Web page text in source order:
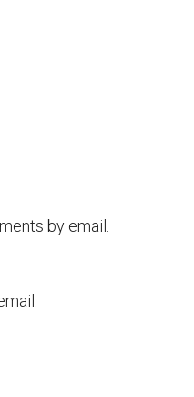
by email.